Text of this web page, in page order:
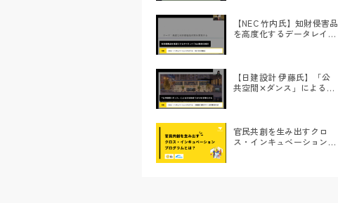
【NEC 竹内氏】知財侵害品
を高度化するデータレイク
【日建設計 伊藤氏】「公
共空間✕ダンス」による文
官民共創を生み出すクロ
ス・インキュベーションプ